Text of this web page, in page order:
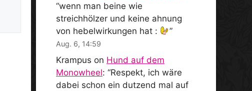
“wenn man beine wie
streichhölzer und keine ahnung
von hebelwirkungen hat :
”
Aug. 6, 14:59
Krampus on Hund auf dem
Monowheel: “Respekt, ich wäre
dabei schon ein dutzend mal auf